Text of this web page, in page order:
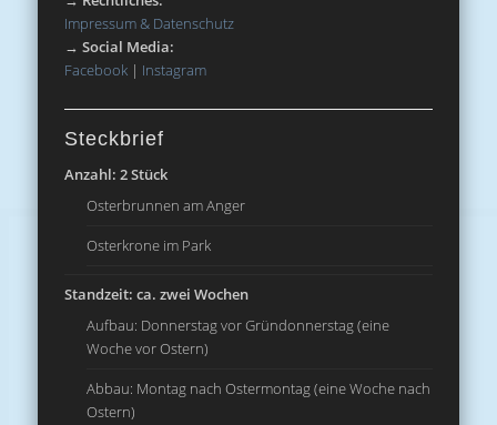
Impressum & Datenschutz
→Social Media:
Facebook | Instagram
Steckbrief
Anzahl: 2 Stück
Osterbrunnen am Anger
Osterkrone im Park
Standzeit: ca. zwei Wochen
Aufbau: Donnerstag vor Gründonnerstag (eine
Woche vor Ostern)
Abbau: Montag nach Ostermontag (eine Woche nach
Ostern)